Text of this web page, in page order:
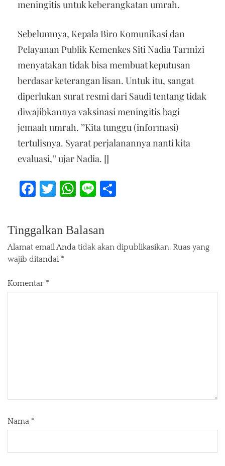
meningitis untuk keberangkatan umrah.
Sebelumnya, Kepala Biro Komunikasi dan
Pelayanan Publik Kemenkes Siti Nadia Tarmizi
menyatakan tidak bisa membuat keputusan
berdasar keterangan lisan. Untuk itu, sangat
diperlukan surat resmi dari Saudi tentang tidak
diwajibkannya vaksinasi meningitis bagi
jemaah umrah. ’’Kita tunggu (informasi)
tertulisnya. Syarat perjalanannya nanti kita
evaluasi,’’ ujar Nadia. []
Facebook
Twitter
WhatsApp
Line
Tinggalkan Balasan
Alamat email Anda tidak akan dipublikasikan. Ruas yang
wajib ditandai *
Komentar *
Nama *